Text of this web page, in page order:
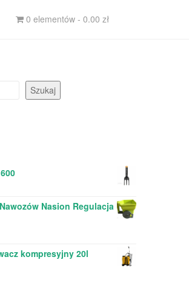
0 elementów - 0.00 zł
Szukaj
Nasion Regulacja
kompresyjny 20l